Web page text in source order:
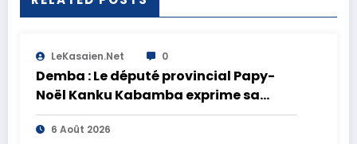
LeKasaien.net 0
Demba : Le député provincial Papy-
Noël Kanku Kabamba exprime sa
compassion et interpelle les autorités
après le naufrage sur la rivière Lulua à
6 Août 2026